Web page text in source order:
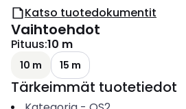
Katso tuotedokumentit
Vaihtoehdot
Pituus:10 m
10 m 15 m
Tärkeimmät tuotetiedot